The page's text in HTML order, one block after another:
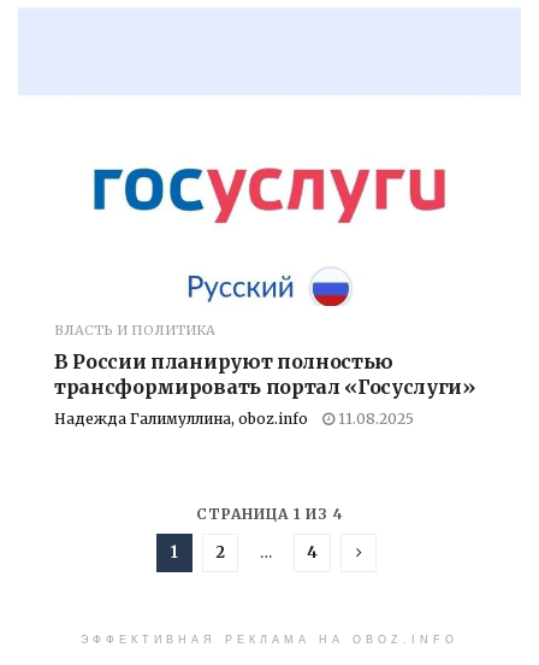
ВЛАСТЬ И ПОЛИТИКА
В России планируют полностью
трансформировать портал «Госуслуги»
Надежда Галимуллина, oboz.info 11.08.2025
СТРАНИЦА 1 ИЗ 4
1 2 … 4
ЭФФЕКТИВНАЯ РЕКЛАМА НА OBOZ.INFO